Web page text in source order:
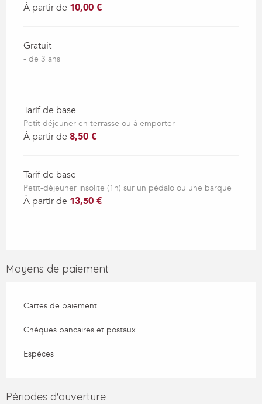
À partir de 10,00 €
Gratuit
- de 3 ans
—
Tarif de base
Petit déjeuner en terrasse ou à emporter
À partir de 8,50 €
Tarif de base
Petit-déjeuner insolite (1h) sur un pédalo ou une barque
À partir de 13,50 €
Moyens de paiement
Cartes de paiement
Chèques bancaires et postaux
Espèces
Périodes d'ouverture